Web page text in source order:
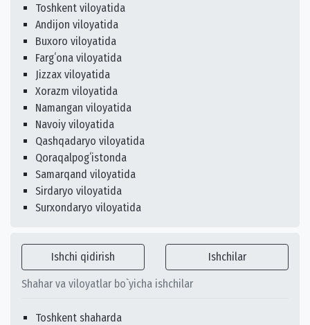
Toshkent viloyatida
Andijon viloyatida
Buxoro viloyatida
Fargʻona viloyatida
Jizzax viloyatida
Xorazm viloyatida
Namangan viloyatida
Navoiy viloyatida
Qashqadaryo viloyatida
Qoraqalpogʻistonda
Samarqand viloyatida
Sirdaryo viloyatida
Surxondaryo viloyatida
Ishchi qidirish Ishchilar
Shahar va viloyatlar bo`yicha ishchilar
Toshkent shaharda